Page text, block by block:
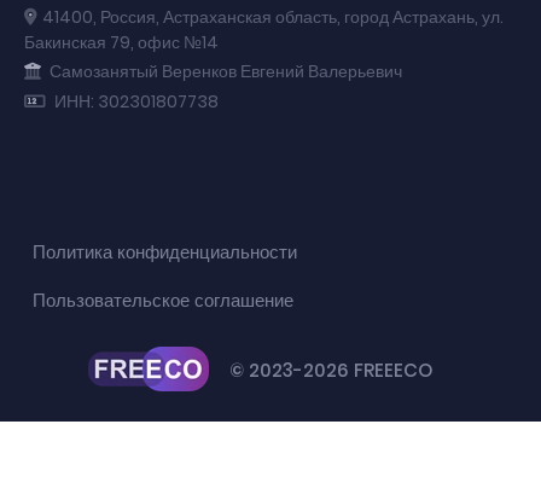
41400, Россия, Астраханская область, город Астрахань, ул.
Бакинская 79, офис №14
Самозанятый Веренков Евгений Валерьевич
ИНН: 302301807738
© 2023-2026 FREEECO
Политика конфиденциальности
Пользовательское соглашение